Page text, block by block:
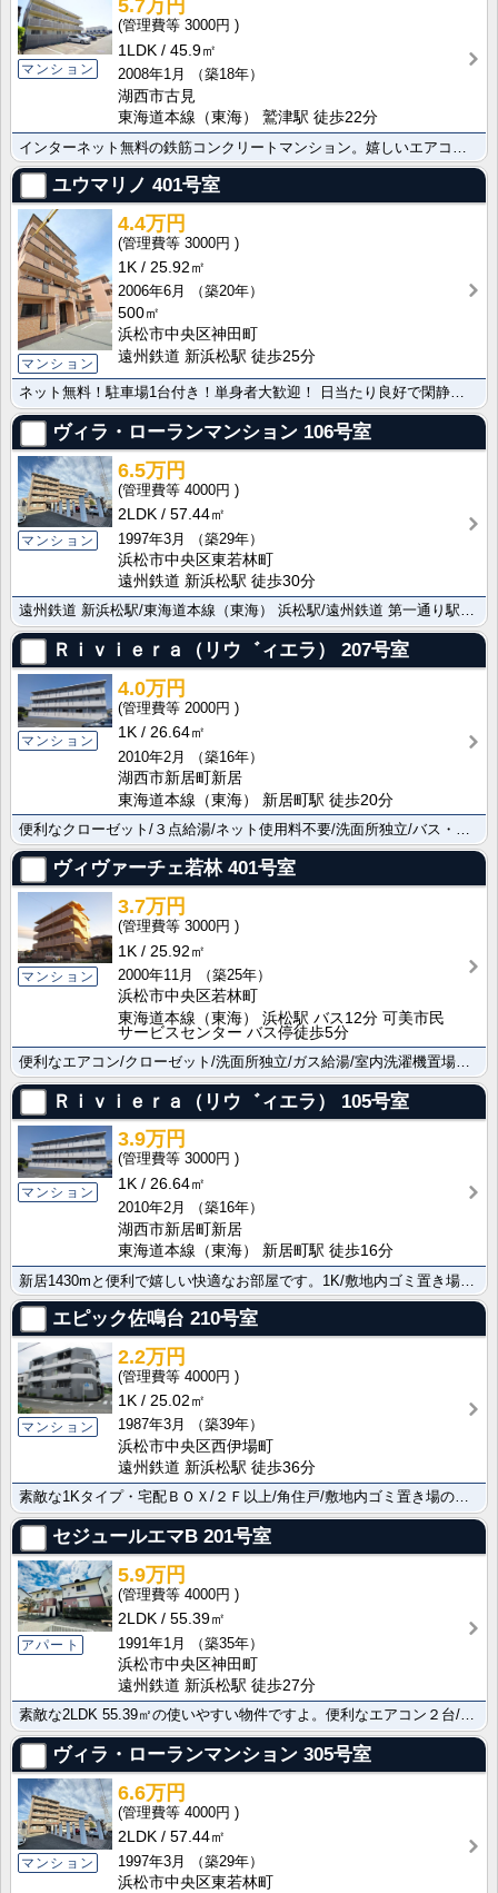
マンション
5.7万円
3000円
1LDK
45.9㎡
2008年1月
（築18年）
湖西市古見
東海道本線（東海） 鷲津駅 徒歩22分
ユウマリノ 401号室
マンション
4.4万円
3000円
1K
25.92㎡
2006年6月
（築20年）
500㎡
浜松市中央区神田町
遠州鉄道 新浜松駅 徒歩25分
ネット無料！駐車場1台付き！単身者大歓迎！ 日当たり良好で閑静な住宅地内の物件になります。 周辺にコ･･･
ヴィラ・ローランマンション 106号室
マンション
6.5万円
4000円
2LDK
57.44㎡
1997年3月
（築29年）
浜松市中央区東若林町
遠州鉄道 新浜松駅 徒歩30分
遠州鉄道 新浜松駅/東海道本線（東海） 浜松駅/遠州鉄道 第一通り駅と複数駅アクセス可能。オートロッ･･･
Ｒｉｖｉｅｒａ（リウ゛ィエラ） 207号室
マンション
4.0万円
2000円
1K
26.64㎡
2010年2月
（築16年）
湖西市新居町新居
東海道本線（東海） 新居町駅 徒歩20分
ヴィヴァーチェ若林401号室
マンション
3.7万円
3000円
1K
25.92㎡
2000年11月
（築25年）
浜松市中央区若林町
東海道本線（東海） 浜松駅 バス12分 可美市民
サービスセンター バス停徒歩5分
Ｒｉｖｉｅｒａ（リウ゛ィエラ） 105号室
マンション
3.9万円
3000円
1K
26.64㎡
2010年2月
（築16年）
湖西市新居町新居
東海道本線（東海） 新居町駅 徒歩16分
エピック佐鳴台 210号室
マンション
2.2万円
4000円
1K
25.02㎡
1987年3月
（築39年）
浜松市中央区西伊場町
遠州鉄道 新浜松駅 徒歩36分
素敵な1Kタイプ・宅配ＢＯＸ/２Ｆ以上/角住戸/敷地内ゴミ置き場の過ごしやすい物件です 便利なガス給･･･
セジュールエマB 201号室
アパート
5.9万円
4000円
2LDK
55.39㎡
1991年1月
（築35年）
浜松市中央区神田町
遠州鉄道 新浜松駅 徒歩27分
素敵な2LDK 55.39㎡の使いやすい物件ですよ。便利なエアコン２台/シャワー付洗面台/バス・トイ･･･
ヴィラ・ローランマンション 305号室
マンション
6.6万円
4000円
2LDK
57.44㎡
1997年3月
（築29年）
浜松市中央区東若林町